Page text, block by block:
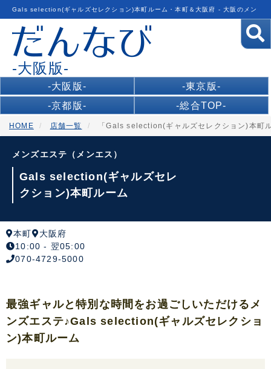
Gals selection(ギャルズセレクション)本町ルーム・本町＆大阪府 - 大阪のメン
ズエステ検索サイト
-大阪版-
-大阪版-
-東京版-
-京都版-
-総合TOP-
HOME 店舗一覧 「Gals selection(ギャルズセレクション)本町
メンズエステ（メンエス）
Gals selection(ギャルズセレ
クション)本町ルーム
本町
大阪府
10:00 - 翌05:00
070-4729-5000
最強ギャルと特別な時間をお過ごしいただけるメ
ンズエステ♪Gals selection(ギャルズセレクショ
ン)本町ルーム